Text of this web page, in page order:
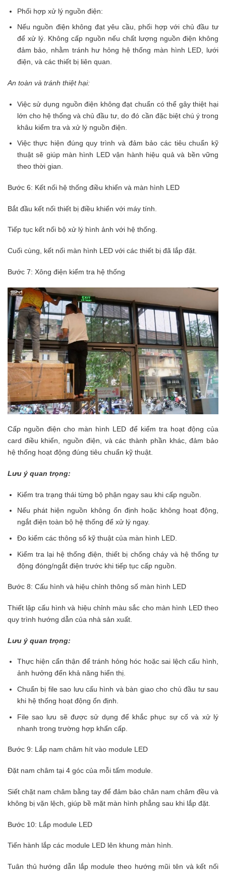
Phối hợp xử lý nguồn điện:
Nếu nguồn điện không đạt yêu cầu, phối hợp với chủ đầu tư
để xử lý. Không cấp nguồn nếu chất lượng nguồn điện không
đảm bảo, nhằm tránh hư hỏng hệ thống màn hình LED, lưới
điện, và các thiết bị liên quan.
An toàn và tránh thiệt hại:
Việc sử dụng nguồn điện không đạt chuẩn có thể gây thiệt hại
lớn cho hệ thống và chủ đầu tư, do đó cần đặc biệt chú ý trong
khâu kiểm tra và xử lý nguồn điện.
Việc thực hiện đúng quy trình và đảm bảo các tiêu chuẩn kỹ
thuật sẽ giúp màn hình LED vận hành hiệu quả và bền vững
theo thời gian.
Bước 6: Kết nối hệ thống điều khiển và màn hình LED
Bắt đầu kết nối thiết bị điều khiển với máy tính.
Tiếp tục kết nối bộ xử lý hình ảnh với hệ thống.
Cuối cùng, kết nối màn hình LED với các thiết bị đã lắp đặt.
Bước 7: Xông điện kiểm tra hệ thống
Cấp nguồn điện cho màn hình LED để kiểm tra hoạt động của
card điều khiển, nguồn điện, và các thành phần khác, đảm bảo
hệ thống hoạt động đúng tiêu chuẩn kỹ thuật.
Lưu ý quan trọng:
Kiểm tra trạng thái từng bộ phận ngay sau khi cấp nguồn.
Nếu phát hiện nguồn không ổn định hoặc không hoạt động,
ngắt điện toàn bộ hệ thống để xử lý ngay.
Đo kiểm các thông số kỹ thuật của màn hình LED.
Kiểm tra lại hệ thống điện, thiết bị chống cháy và hệ thống tự
động đóng/ngắt điện trước khi tiếp tục cấp nguồn.
Bước 8: Cấu hình và hiệu chỉnh thông số màn hình LED
Thiết lập cấu hình và hiệu chỉnh màu sắc cho màn hình LED theo
quy trình hướng dẫn của nhà sản xuất.
Lưu ý quan trọng:
Thực hiện cẩn thận để tránh hỏng hóc hoặc sai lệch cấu hình,
ảnh hưởng đến khả năng hiển thị.
Chuẩn bị file sao lưu cấu hình và bàn giao cho chủ đầu tư sau
khi hệ thống hoạt động ổn định.
File sao lưu sẽ được sử dụng để khắc phục sự cố và xử lý
nhanh trong trường hợp khẩn cấp.
Bước 9: Lắp nam châm hít vào module LED
Đặt nam châm tại 4 góc của mỗi tấm module.
Siết chặt nam châm bằng tay để đảm bảo chân nam châm đều và
không bị vặn lệch, giúp bề mặt màn hình phẳng sau khi lắp đặt.
Bước 10: Lắp module LED
Tiến hành lắp các module LED lên khung màn hình.
Tuân thủ hướng dẫn lắp module theo hướng mũi tên và kết nối